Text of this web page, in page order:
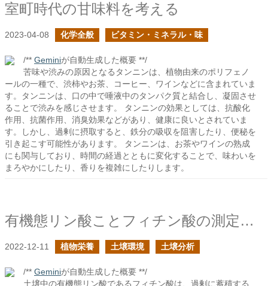
室町時代の甘味料を考える
2023-04-08 化学全般 ビタミン・ミネラル・味
/** Geminiが自動生成した概要 **/
苦味や渋みの原因となるタンニンは、植物由来のポリフェノ
ールの一種で、渋柿やお茶、コーヒー、ワインなどに含まれていま
す。タンニンは、口の中で唾液中のタンパク質と結合し、凝固させ
ることで渋みを感じさせます。 タンニンの効果としては、抗酸化
作用、抗菌作用、消臭効果などがあり、健康に良いとされていま
す。しかし、過剰に摂取すると、鉄分の吸収を阻害したり、便秘を
引き起こす可能性があります。 タンニンは、お茶やワインの熟成
にも関与しており、時間の経過とともに変化することで、味わいを
まろやかにしたり、香りを複雑にしたりします。
有機態リン酸ことフィチン酸の測定方法はあるのか？
2022-12-11 植物栄養 土壌環境 土壌分析
/** Geminiが自動生成した概要 **/
土壌中の有機態リン酸であるフィチン酸は、過剰に蓄積する